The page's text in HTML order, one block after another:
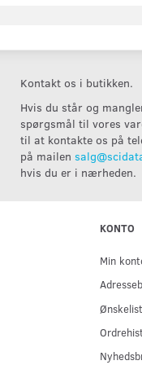
Kontakt os i butikken.
Hvis du står og
spørgsmål til vores
til at kontakte os på
på mailen
hvis du er i nærheden.
KONTO
Min